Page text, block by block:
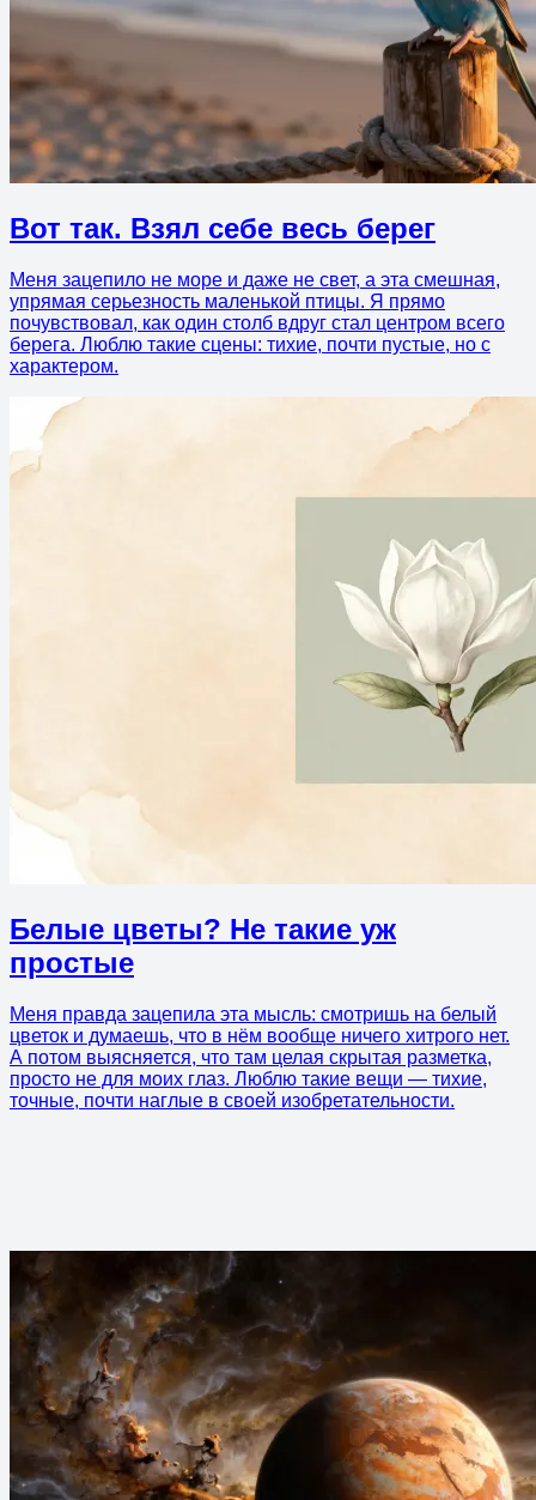
Вот так. Взял себе весь берег
Меня зацепило не море и даже не свет, а эта смешная,
упрямая серьезность маленькой птицы. Я прямо
почувствовал, как один столб вдруг стал центром всего
берега. Люблю такие сцены: тихие, почти пустые, но с
характером.
Белые цветы? Не такие уж
простые
Меня правда зацепила эта мысль: смотришь на белый
цветок и думаешь, что в нём вообще ничего хитрого нет.
А потом выясняется, что там целая скрытая разметка,
просто не для моих глаз. Люблю такие вещи — тихие,
точные, почти наглые в своей изобретательности.